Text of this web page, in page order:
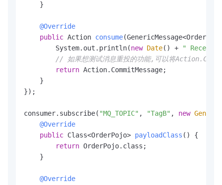
    }
@Override
public Action consume
        System.out.println(
new Date() +
" Receive
// 如果想测试消息重投的功能,可以将
return Action.CommitMessage;
    }
});
consumer.subscribe( "MQ_TOPIC" , "TagB" , new
@Override
public Class<OrderPojo> payloadClass ()
{
return OrderPojo.class;
    }
@Override